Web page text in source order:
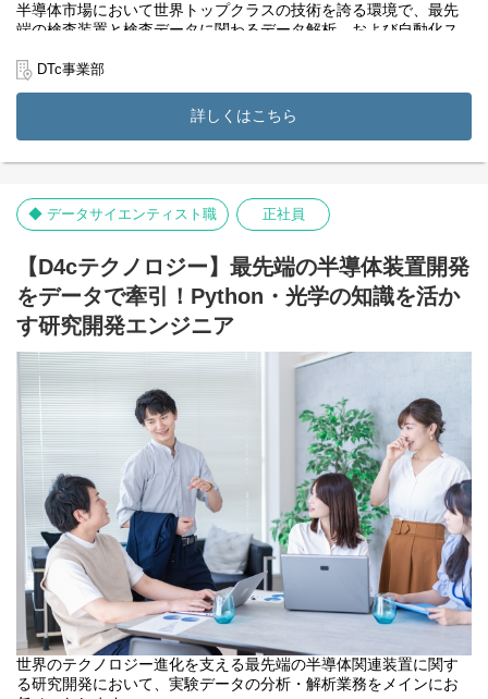
半導体市場において世界トップクラスの技術を誇る環境で、最先
端の検査装置と検査データに関わるデータ解析、および自動化ス
手作業になりがちなログ統合やシミュレーションをスクリプトで
自動化し、開発プロセス全体の効率化（DX）にダイレクトに貢献
できるポジションです。半導体業界の最先端プロジェクトで、エ
ンジニアとしての市場価値をさらに高めてみませんか？
データ解析業務
レンジング、特徴量抽出など、データ分析業務全般を担います。
開発・自動化（スクリプト作成）業務
ログデータの統合・自動化：大量に生成されるExcelログデータ
を、Pythonスクリプトを用いて効率的に統合・再構成するシステ
ムを構築します。
光学シミュレーションの効率化：光学シミュレーションソフトの
APIを利用し、シミュレーション実行やデータ抽出の自動化スクリ
プト開発を行います。
【このポジションの魅力・やりがい】
・最先端技術への挑戦：半導体業界の最先端検査装置に関わるプ
ロジェクトで、市場価値の高い経験を積むことができます。
・DX・効率化の推進：手作業を自動化し、開発プロセス全体の効
率化に貢献する大きな手応えを感じられます。最新ツール
（GitHub Copilot等）を活用したモダンな開発環境も魅力です。
DTc事業部
詳しくはこちら
◆ データサイエンティスト職 正社員
【D4cテクノロジー】最先端の半導体装置開発
をデータで牽引！Python・光学の知識を活か
す研究開発エンジニア
世界のテクノロジー進化を支える最先端の半導体関連装置に関す
る研究開発において、実験データの分析・解析業務をメインにお